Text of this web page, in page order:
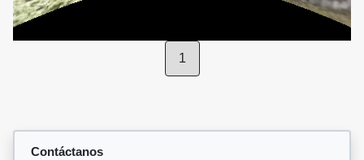
1
Contáctanos